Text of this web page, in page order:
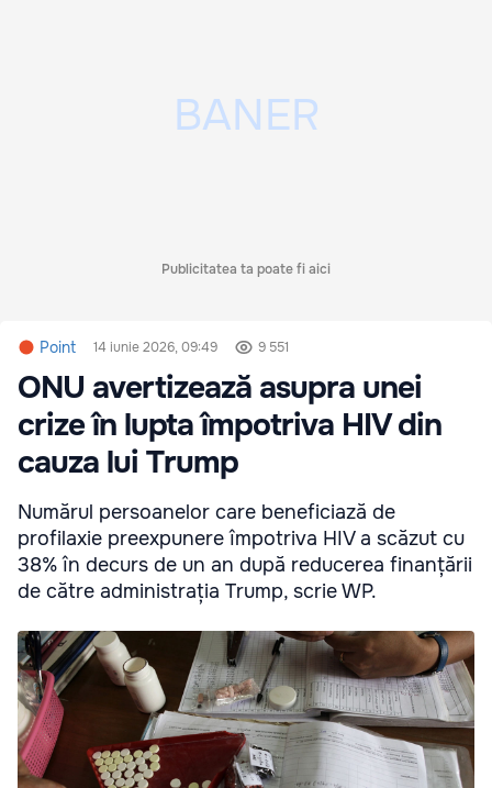
Publicitatea ta poate fi aici
Point 14 iunie 2026, 09:49 9 551
ONU avertizează asupra unei
crize în lupta împotriva HIV din
cauza lui Trump
Numărul persoanelor care beneficiază de
profilaxie preexpunere împotriva HIV a scăzut cu
38% în decurs de un an după reducerea finanțării
de către administrația Trump, scrie WP.